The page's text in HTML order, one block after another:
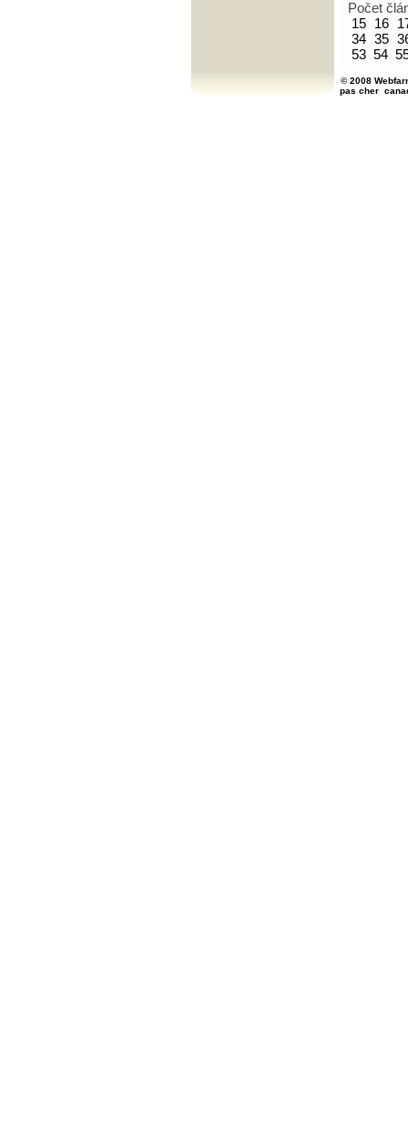
Počet
15 16
34 35
53 54
© 2008
pas cher